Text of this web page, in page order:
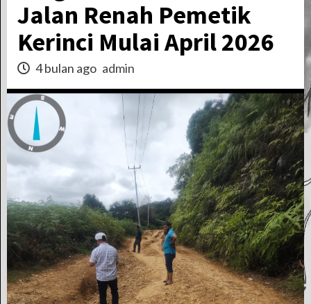
Jalan Renah Pemetik
Kerinci Mulai April 2026
4 bulan ago admin